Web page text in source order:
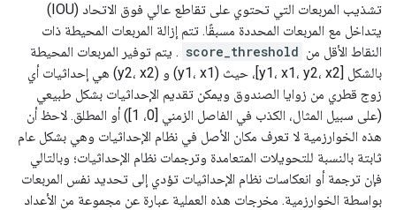
تشذيب المربعات التي تحتوي على تقاطع عالي فوق الاتحاد (IOU)
يتداخل مع المربعات المحددة مسبقًا. تتم إزالة المربعات المحيطة ذات
النقاط الأقل من score_threshold . يتم توفير المربعات المحيطة
بالشكل [y1، x1، y2، x2]، حيث (y1، x1) و (y2، x2) هي إحداثيات أي
زوج قطري من زوايا الصندوق ويمكن تقديم الإحداثيات بشكل طبيعي
(على سبيل المثال، الكذب في الفاصل الزمني [0، 1]) أو المطلق. لاحظ أن
هذه الخوارزمية لا تعرف مكان الأصل في نظام الإحداثيات وهي بشكل عام
ثابتة بالنسبة للتحويلات المتعامدة وترجمات نظام الإحداثيات؛ وبالتالي
فإن ترجمة أو انعكاسات نظام الإحداثيات تؤدي إلى تحديد نفس المربعات
بواسطة الخوارزمية. مخرجات هذه العملية عبارة عن مجموعة من الأعداد